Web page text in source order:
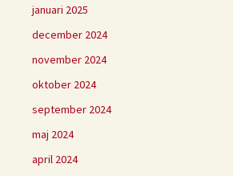
januari 2025
december 2024
november 2024
oktober 2024
september 2024
maj 2024
april 2024